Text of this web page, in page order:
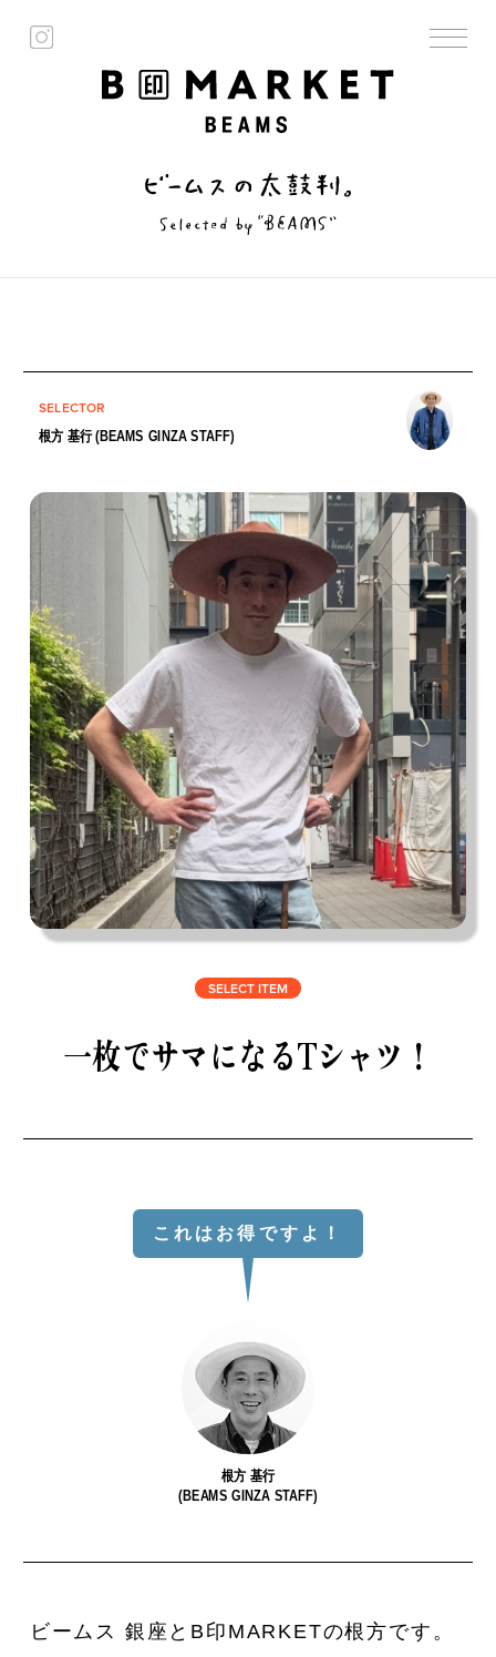
SELECT ITEM
一枚でサマになるTシャツ！
SELECTOR
根方 基行 (BEAMS GINZA STAFF)
これはお得ですよ！
根方 基行
(BEAMS GINZA STAFF)
ビームス 銀座とB印MARKETの根方です。
私の偏愛話、聞いていってくれませんか？
B印的太鼓判マップ
モノの本質が分かる、出合いのるつぼ
PICK UP